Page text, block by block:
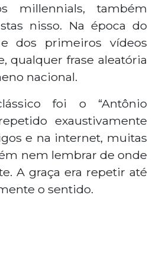
millennials, também
nisso. Na época do
dos primeiros vídeos
qualquer frase aleatória
nacional.
foi o “Antônio
exaustivamente
e na internet, muitas
nem lembrar de onde
A graça era repetir até
o sentido.